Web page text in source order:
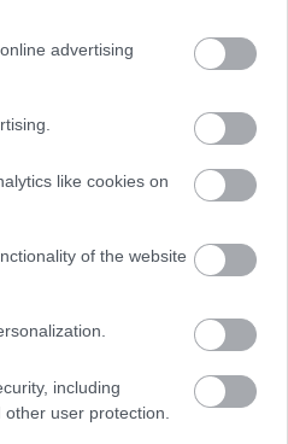
advertising
like cookies on
of the website
including
user protection.